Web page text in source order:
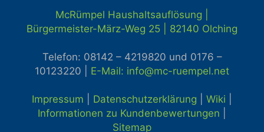
McRümpel Haushaltsauflösung |
Bürgermeister-März-Weg 25 | 82140 Olching
Telefon: 08142 – 4219820 und 0176 –
10123220 | E-Mail: info@mc-ruempel.net
Impressum Datenschutzerklärung Wiki
Informationen zu Kundenbewertungen
Sitemap